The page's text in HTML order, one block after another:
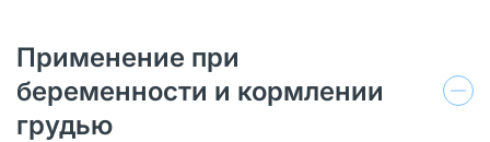
Применение при
беременности и кормлении
грудью